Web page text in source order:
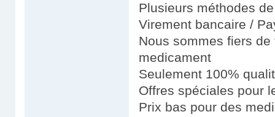
Plusieurs méthodes
Virement bancaire /
Nous sommes fiers
medicament
Seulement 100%
Offres spéciales pour
Prix bas pour des